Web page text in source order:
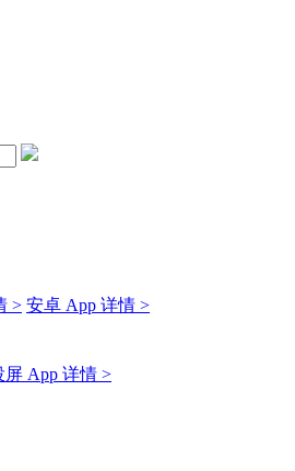
> 安卓 App 详情 >
屏 App 详情 >